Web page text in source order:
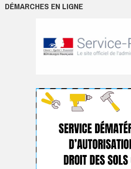
DÉMARCHES EN LIGNE